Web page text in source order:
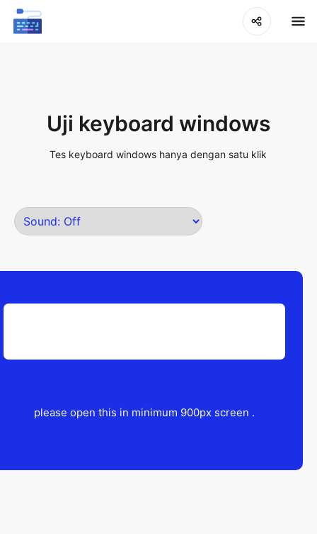
Uji keyboard windows
Tes keyboard windows hanya dengan satu klik
please open this in minimum 900px screen .